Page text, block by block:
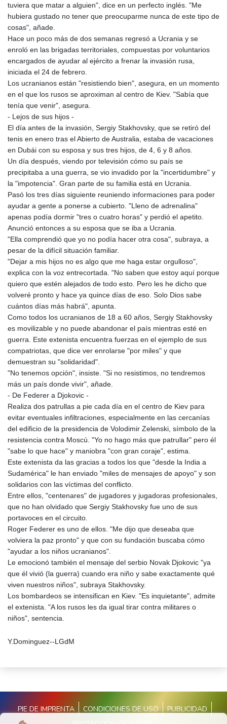
tuviera que matar a alguien", dice en un perfecto inglés. "Me
hubiera gustado no tener que preocuparme nunca de este tipo de
cosas", añade.
Hace un poco más de dos semanas regresó a Ucrania y se
enroló en las brigadas territoriales, compuestas por voluntarios
encargados de ayudar al ejército a frenar la invasión rusa,
iniciada el 24 de febrero.
Los ucranianos están "resistiendo bien", asegura, en un momento
en el que los rusos se aproximan al centro de Kiev. "Sabía que
tenía que venir", asegura.
- Lejos de sus hijos -
El día antes de la invasión, Sergiy Stakhovsky, que se retiró del
tenis en enero tras el Abierto de Australia, estaba de vacaciones
en Dubái con su esposa y sus tres hijos, de 4, 6 y 8 años.
Un día después, viendo por televisión cómo su país se
precipitaba a una guerra, se vio invadido por la "incertidumbre" y
la "impotencia". Gran parte de su familia está en Ucrania.
Pasó los tres días siguiente reuniendo informaciones para poder
ayudar a gente a ponerse a cubierto. "Lleno de adrenalina"
apenas podía dormir "tres o cuatro horas" y perdió el apetito.
Anunció entonces a su esposa que se iba a Ucrania.
"Ella comprendió que yo no podía hacer otra cosa", subraya, a
pesar de la difícil situación familiar.
"Dejar a mis hijos no es algo que me haga estar orgulloso",
explica con la voz entrecortada. "No saben que estoy aquí porque
quiero que estén alejados de todo esto. Pero les he dicho que
volveré pronto y hace ya quince días de eso. Solo Dios sabe
cuántos días más habrá", apunta.
Como todos los ucranianos de 18 a 60 años, Sergiy Stakhovsky
es movilizable y no puede abandonar el país mientras esté en
guerra. Este extenista encuentra fuerzas en el ejemplo de sus
compatriotas, que dice ver enrolarse "por miles" y que
demuestran su "solidaridad".
"No tenemos opción", insiste. "Si no resistimos, no tendremos
más un país donde vivir", añade.
- De Federer a Djokovic -
Realiza dos patrullas a pie cada día en el centro de Kiev para
evitar eventuales infiltraciones, especialmente en las cercanías
del edificio de la presidencia de Volodimir Zelenski, símbolo de la
resistencia contra Moscú. "Yo no hago más que patrullar" pero él
"sabe lo que hace" y maniobra "con gran coraje", estima.
Este extenista da las gracias a todos los que "desde la India a
Sudamérica" le han enviado "miles de mensajes de apoyo" y son
solidarios con las víctimas del conflicto.
Entre ellos, "centenares" de jugadores y jugadoras profesionales,
que no han olvidado que Sergiy Stakhovsky fue uno de sus
portavoces en el circuito.
Roger Federer es uno de ellos. "Me dijo que deseaba que
volviera la paz pronto" y que con su fundación buscaba cómo
"ayudar a los niños ucranianos".
Le emocionó también el mensaje del serbio Novak Djokovic "ya
que él vivió (la guerra) cuando era niño y sabe exactamente qué
viven nuestros niños", subraya Stakhovsky.
Los bombardeos se intensifican en Kiev. "Es inquietante", admite
el extenista. "A los rusos les da igual tirar contra militares o
niños", sentencia.
Y.Dominguez--LGdM
PIE DE IMPRENTA CONDICIONES DE USO
PUBLICIDAD